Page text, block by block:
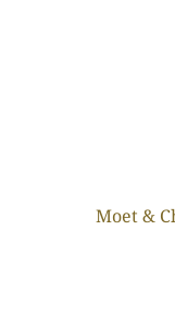
Moet &